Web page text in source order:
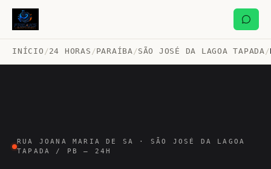
INÍCIO /24 HORAS /PARAÍBA /SÃO JOSÉ DA LAGOA TAPADA /
RUA JOANA MARIA DE SA · SÃO JOSÉ DA LAGOA
TAPADA / PB — 24H